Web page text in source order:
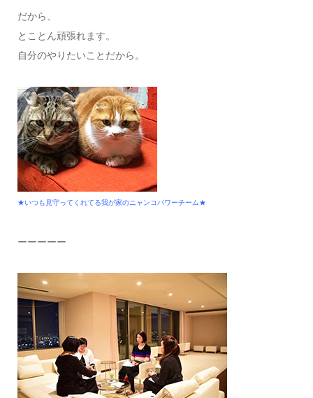
だから、
とことん頑張れます。
自分のやりたいことだから。
★いつも見守ってくれてる我が家のニャンコパワーチーム★
ーーーーー